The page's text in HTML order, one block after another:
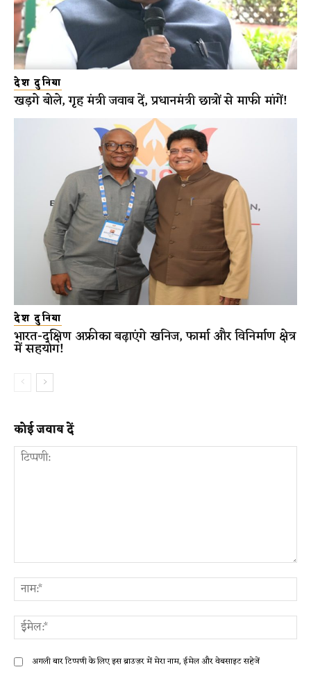
देश दुनिया
खड़गे बोले, गृह मंत्री जवाब दें, प्रधानमंत्री छात्रों से माफी मांगें!
देश दुनिया
भारत-दक्षिण अफ्रीका बढ़ाएंगे खनिज, फार्मा और विनिर्माण क्षेत्र
में सहयोग!
कोई जवाब दें
अगली बार टिप्पणी के लिए इस ब्राउज़र में मेरा नाम, ईमेल और वेबसाइट सहेजें